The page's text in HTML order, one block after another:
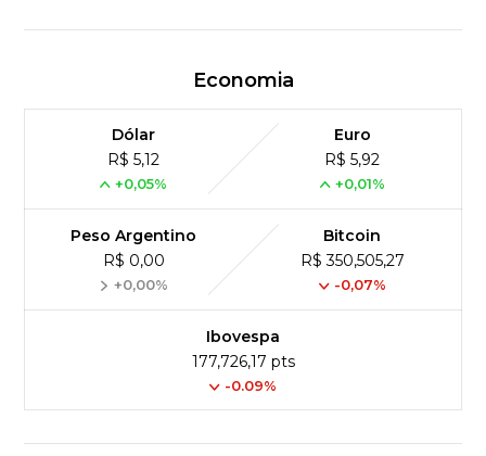
Economia
Dólar
R$ 5,12
+0,05%
Euro
R$ 5,92
+0,01%
Peso Argentino
R$ 0,00
+0,00%
Bitcoin
R$ 350,505,27
-0,07%
Ibovespa
177,726,17 pts
-0.09%